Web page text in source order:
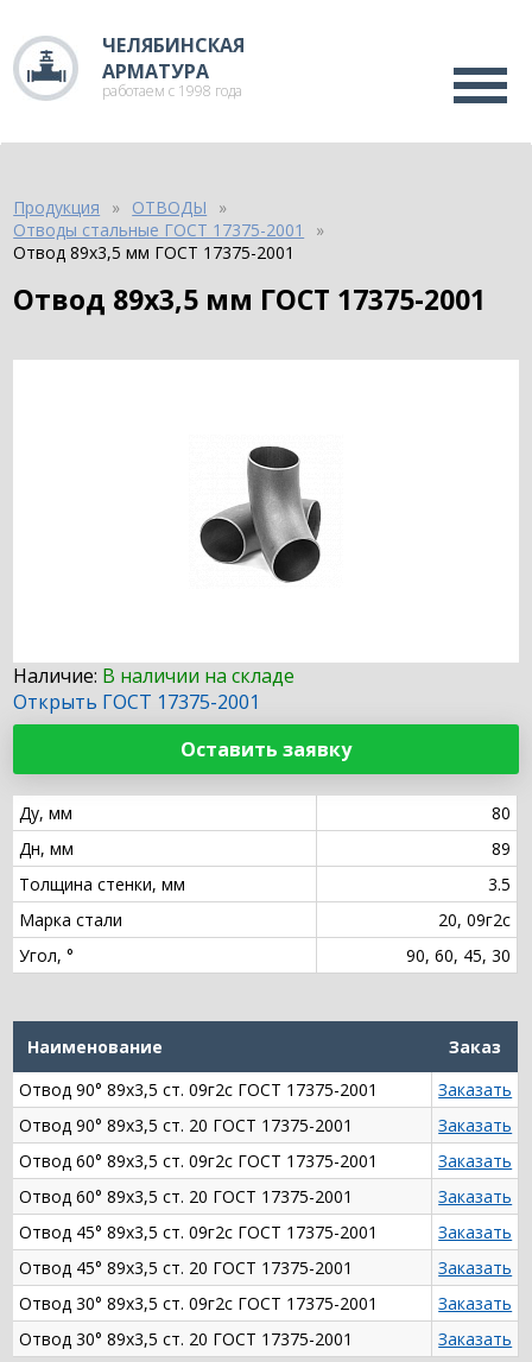
ЧЕЛЯБИНСКАЯ
АРМАТУРА
работаем с 1998 года
Продукция
ОТВОДЫ
Отводы стальные ГОСТ 17375-2001
Отвод 89х3,5 мм ГОСТ 17375-2001
Отвод 89х3,5 мм ГОСТ 17375-2001
Наличие: В наличии на складе
Открыть ГОСТ 17375-2001
Оставить заявку
Ду, мм
80
Дн, мм
89
Толщина стенки, мм
3.5
Марка стали
20, 09г2с
Угол, °
90, 60, 45, 30
Наименование
Заказ
Отвод 90° 89х3,5 ст. 09г2с ГОСТ 17375-2001
Заказать
Отвод 90° 89х3,5 ст. 20 ГОСТ 17375-2001
Заказать
Отвод 60° 89х3,5 ст. 09г2с ГОСТ 17375-2001
Заказать
Отвод 60° 89х3,5 ст. 20 ГОСТ 17375-2001
Заказать
Отвод 45° 89х3,5 ст. 09г2с ГОСТ 17375-2001
Заказать
Отвод 45° 89х3,5 ст. 20 ГОСТ 17375-2001
Заказать
Отвод 30° 89х3,5 ст. 09г2с ГОСТ 17375-2001
Заказать
Отвод 30° 89х3,5 ст. 20 ГОСТ 17375-2001
Заказать